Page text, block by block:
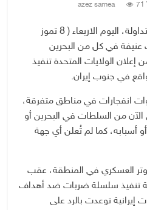
azez samea 71
أفادت وسائل إعلام وتقارير متداولة، اليوم الاربعاء ( 8 تموز
عنيفة في كل من البحرين
الولايات المتحدة تنفيذ
في جنوب إيران.
انفجارات في مناطق متفرقة،
من السلطات في البحرين أو
أسبابه، كما لم تُعلن أي جهة
العسكري في المنطقة، عقب
تنفيذ سلسلة ضربات ضد أهداف
إيرانية توعدت بالرد على